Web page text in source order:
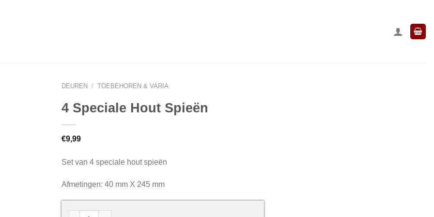
DEUREN / TOEBEHOREN & VARIA
4 Speciale Hout Spieën
€9,99
Set van 4 speciale hout spieën
Afmetingen: 40 mm X 245 mm